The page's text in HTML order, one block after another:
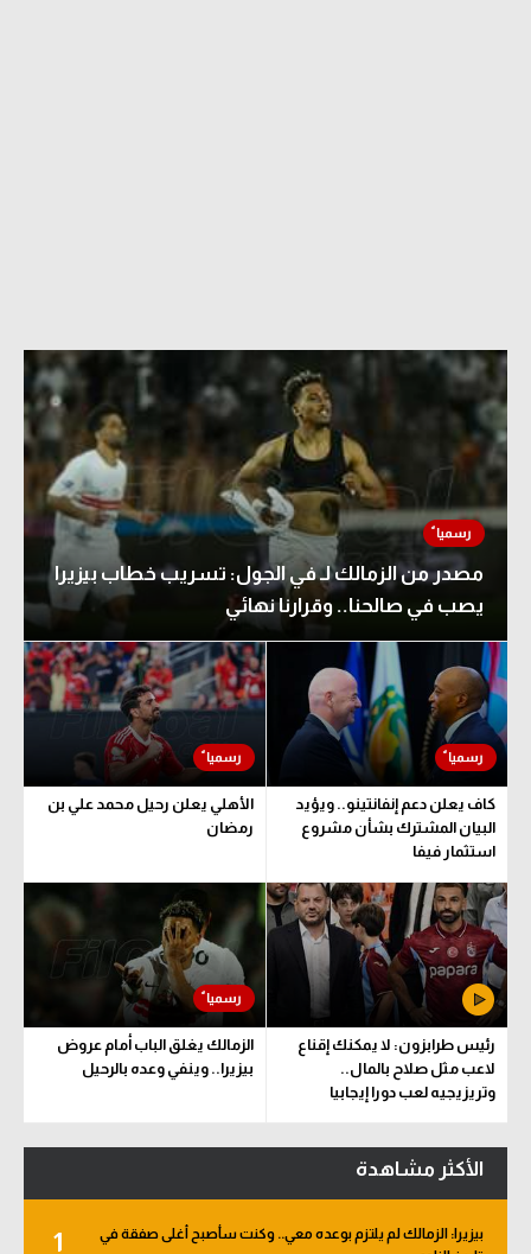
مصدر من الزمالك لـ في الجول: تسريب خطاب بيزيرا
يصب في صالحنا.. وقرارنا نهائي
كاف يعلن دعم إنفانتينو.. ويؤيد
البيان المشترك بشأن مشروع
استثمار فيفا
الأهلي يعلن رحيل محمد علي بن
رمضان
رئيس طرابزون: لا يمكنك إقناع
لاعب مثل صلاح بالمال..
وتريزيجيه لعب دورا إيجابيا
الزمالك يغلق الباب أمام عروض
بيزيرا.. وينفي وعده بالرحيل
الأكثر مشاهدة
1
بيزيرا: الزمالك لم يلتزم بوعده معي.. وكنت سأصبح أغلى صفقة في